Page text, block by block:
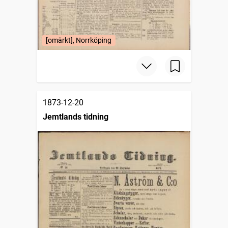
[omärkt], Norrköping
1873-12-20
Jemtlands tidning